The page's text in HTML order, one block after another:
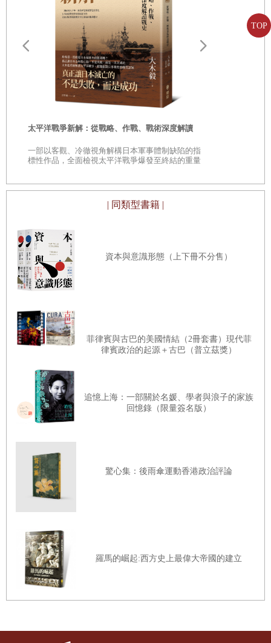
TOP
第二十章 包圍佔領墨西哥城
從維拉克魯斯到墨西哥城的地圖
墨西哥海岸線的地圖
太平洋戰爭新解：從戰略、作戰、戰術深度解讀
一部以客觀、冷徹視角解構日本軍事體制缺陷的指
標性作品，全面檢視太平洋戰爭爆發至終結的重量
| 同類型書籍 |
資本與意識形態（上下冊不分售）
菲律賓與古巴的美國情結（2冊套書）現代菲
律賓政治的起源＋古巴（普立茲獎）
追憶上海：一部關於名媛、學者與浪子的家族
回憶錄（限量簽名版）
驚心集：後雨傘運動香港政治評論
羅馬的崛起:西方史上最偉大帝國的建立